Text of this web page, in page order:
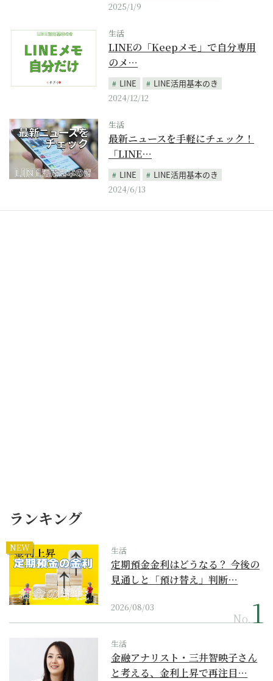
2025/1/9
生活
LINEの「Keepメモ」で自分専用
のメ…
LINE
LINE活用基本のき
2024/12/12
生活
最新ニュースを手軽にチェック！
「LINE…
LINE
LINE活用基本のき
2024/6/13
ランキング
NEW 生活
定期預金金利はどうなる？ 今後の
見通しと「預け替え」判断…
2026/08/03
No.
生活
金融アナリスト・三井智映子さん
と考える、金利上昇で再注目…